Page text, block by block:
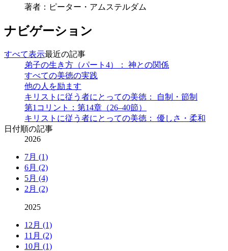
著者：ピーター・アムステルダム
ナビゲーション
すべて表示最近の記事
弟子の生き方（パート4）： 神との関係
すべての美徳の実践
他の人を励ます
キリストに従う者にとっての美徳： 自制・節制
第1コリント：第14章（26–40節）
キリストに従う者にとっての美徳： 優しさ・柔和
日付順の記事
2026
7月 (1)
6月 (2)
5月 (4)
2月 (2)
2025
12月 (1)
11月 (2)
10月 (1)